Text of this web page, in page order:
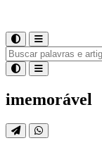
imemorável